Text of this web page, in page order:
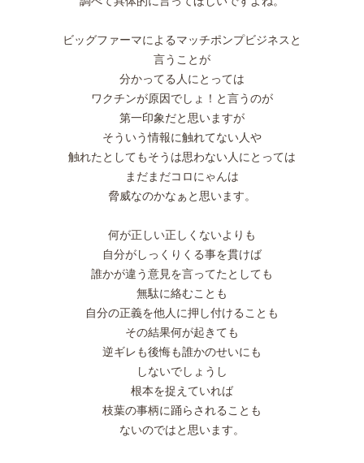
ビッグファーマによるマッチポンプビジネスと
言うことが
分かってる人にとっては
ワクチンが原因でしょ！と言うのが
第一印象だと思いますが
そういう情報に触れてない人や
触れたとしてもそうは思わない人にとっては
まだまだコロにゃんは
脅威なのかなぁと思います。
何が正しい正しくないよりも
自分がしっくりくる事を貫けば
誰かが違う意見を言ってたとしても
無駄に絡むことも
自分の正義を他人に押し付けることも
その結果何が起きても
逆ギレも後悔も誰かのせいにも
しないでしょうし
根本を捉えていれば
枝葉の事柄に踊らされることも
ないのではと思います。